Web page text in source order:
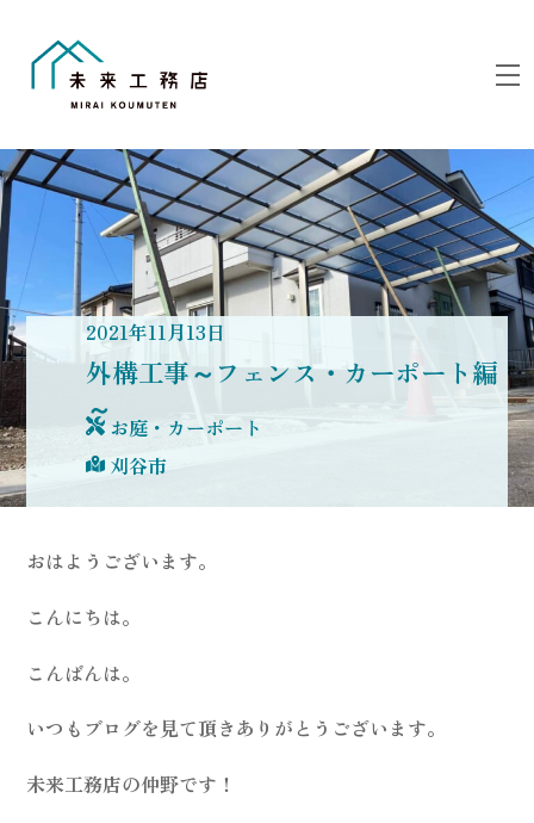
2021年11月13日
外構工事～フェンス・カーポート編
～
お庭・カーポート
刈谷市
おはようございます。
こんにちは。
こんばんは。
いつもブログを見て頂きありがとうございます。
未来工務店の仲野です！